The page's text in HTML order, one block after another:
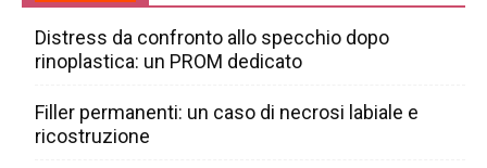
Distress da confronto allo specchio dopo
rinoplastica: un PROM dedicato
Filler permanenti: un caso di necrosi labiale e
ricostruzione